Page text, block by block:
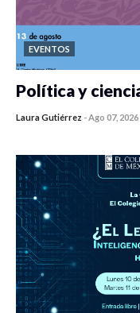
EVENTOS
Política y
Laura Gutiérrez -Ago 07, 2026